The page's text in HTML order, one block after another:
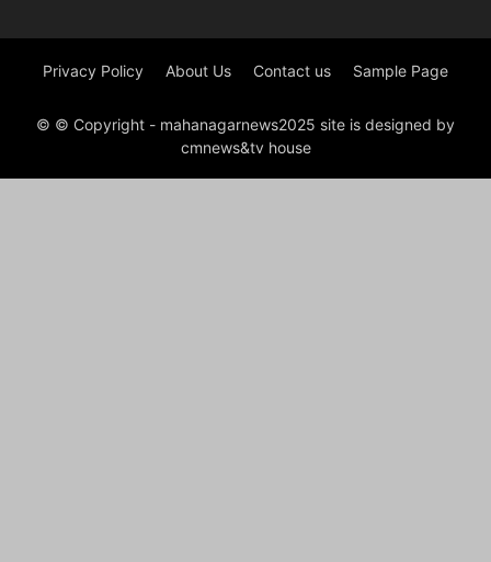
Privacy Policy About Us Contact us Sample Page
© © Copyright - mahanagarnews2025 site is designed by
cmnews&tv house